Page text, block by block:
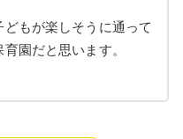
もが楽しそうに通って
園だと思います。